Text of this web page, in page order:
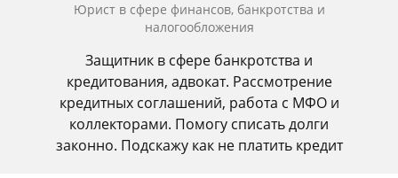
Юрист в сфере финансов, банкротства и
налогообложения
Защитник в сфере банкротства и
кредитования, адвокат. Рассмотрение
кредитных соглашений, работа с МФО и
коллекторами. Помогу списать долги
законно. Подскажу как не платить кредит